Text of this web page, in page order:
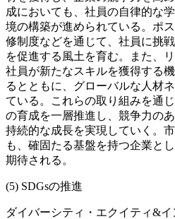
成においても、社員の自律的な
境の構築が進められている。ポ
修制度などを通じて、社員に挑
を促進する風土を育む。また、
社員が新たなスキルを獲得する
るとともに、グローバルな人材
ている。これらの取り組みを通
の育成を一層推進し、競争力の
持続的な成長を実現していく。
も、確固たる基盤を持つ企業と
期待される。
(5) SDGsの推進
ダイバーシティ・エクイティ&イ